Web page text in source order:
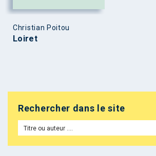
Christian Poitou
Loiret
Rechercher dans le site